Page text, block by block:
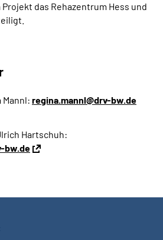
das Rehazentrum Hess und
regina.mannl@drv-bw.de
Hartschuh:
bw.de